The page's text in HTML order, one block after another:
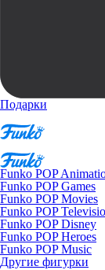
Подарки
Funko POP
Funko POP Games
Funko POP Movies
Funko POP
Funko POP Disney
Funko POP Heroes
Funko POP Music
Другие фигурки